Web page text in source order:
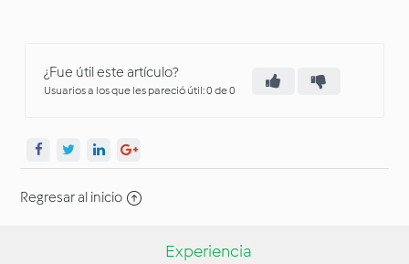
¿Fue útil este artículo?
Usuarios a los que les pareció útil: 0 de 0
Regresar al inicio
Experiencia